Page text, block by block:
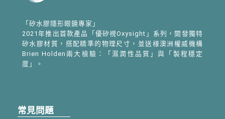
「矽水膠隱形眼鏡專家」
2021年推出首款產品「優矽視Oxysight」系列，開發獨特
矽水膠材質，搭配精準的物理尺寸，並送様澳洲權威機構
Brien Holden兩大檢驗：「濕潤性品質」與「製程穩定
度」。
常見問題